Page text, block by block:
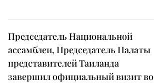
Председатель Национальной
ассамблеи, Председатель Палаты
представителей Таиланда
завершил официальный визит во